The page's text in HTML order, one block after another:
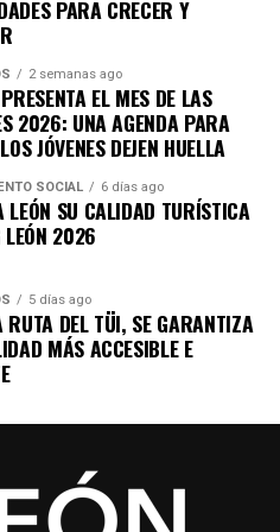
necesidades
habitan en las
espacios más seguros y
desarrollar su vida
se suma a las obras de
sociales que llegan
con una atención
y generar mejores
habitan en la zona
comunidades rurales para
convertirlas en resultados
PARA CRECER Y
2 semanas ago
EL MES DE LAS
2026: UNA AGENDA PARA
JÓVENES DEJEN HUELLA
SOCIAL 6 días ago
LEÓN SU CALIDAD TURÍSTICA
LEÓN 2026
5 días ago
RUTA DEL TÜI, SE GARANTIZA
MÁS ACCESIBLE E